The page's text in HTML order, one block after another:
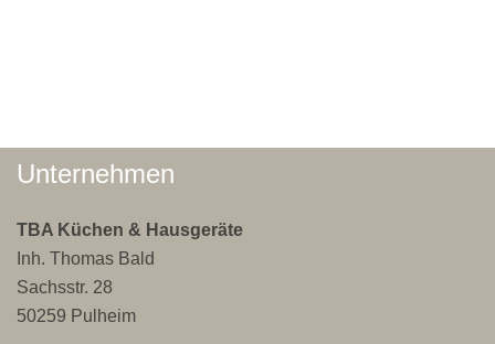
Unternehmen
TBA Küchen & Hausgeräte
Inh. Thomas Bald
Sachsstr. 28
50259 Pulheim